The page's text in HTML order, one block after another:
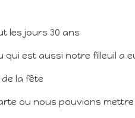
les jours 30 ans
qui est aussi notre filleuil a
la fête
ou nous pouvions